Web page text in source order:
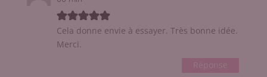
Cela donne envie à essayer. Très bonne idée.
Merci.
Réponse